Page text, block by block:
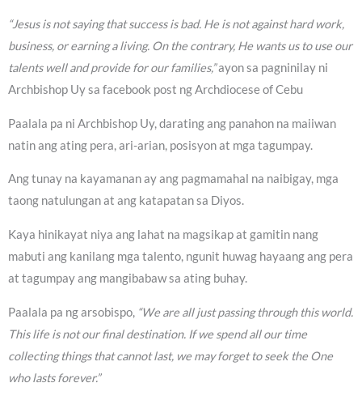
“Jesus is not saying that success is bad. He is not against hard work,
business, or earning a living. On the contrary, He wants us to use our
talents well and provide for our families,”ayon sa pagninilay ni
Archbishop Uy sa facebook post ng Archdiocese of Cebu
Paalala pa ni Archbishop Uy, darating ang panahon na maiiwan
natin ang ating pera, ari-arian, posisyon at mga tagumpay.
Ang tunay na kayamanan ay ang pagmamahal na naibigay, mga
taong natulungan at ang katapatan sa Diyos.
Kaya hinikayat niya ang lahat na magsikap at gamitin nang
mabuti ang kanilang mga talento, ngunit huwag hayaang ang pera
at tagumpay ang mangibabaw sa ating buhay.
Paalala pa ng arsobispo, “We are all just passing through this world.
This life is not our final destination. If we spend all our time
collecting things that cannot last, we may forget to seek the One
who lasts forever.”